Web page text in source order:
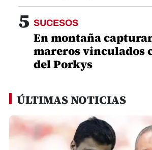
5 SUCESOS
En montaña
mareros vinculados
del Porkys
ÚLTIMAS NOTICIAS